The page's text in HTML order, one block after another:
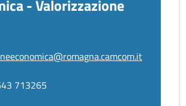
- Valorizzazione
713265